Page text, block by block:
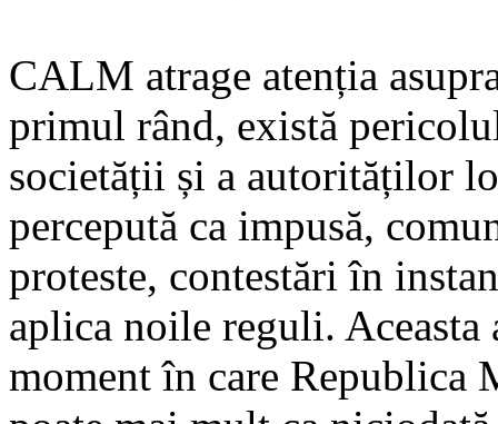
CALM atrage atenția
primul rând, există
societății și a autorităților
percepută ca impusă,
proteste, contestări în
aplica noile reguli.
moment în care Republica